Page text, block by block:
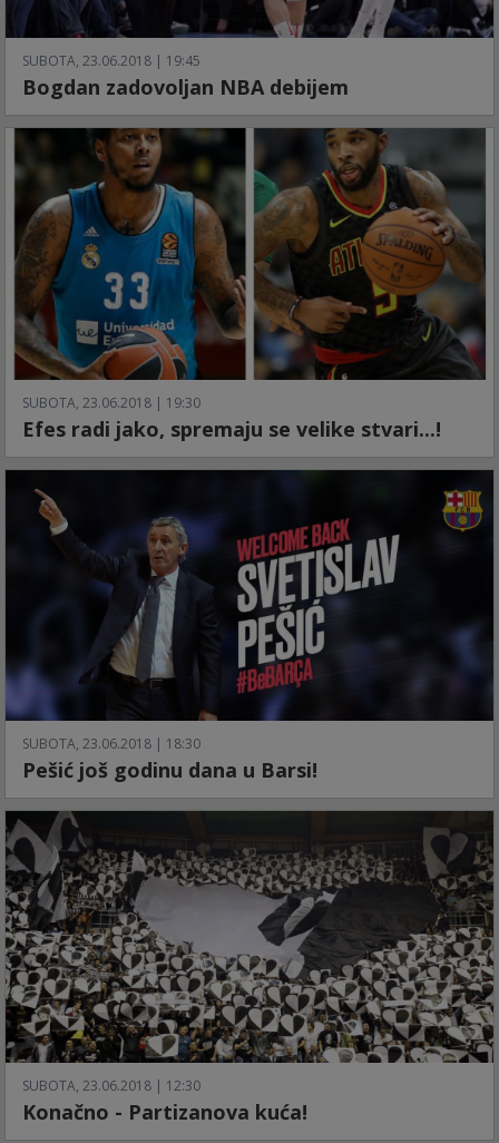
SUBOTA, 23.06.2018 | 19:45
Bogdan zadovoljan NBA debijem
SUBOTA, 23.06.2018 | 19:30
Efes radi jako, spremaju se velike stvari...!
SUBOTA, 23.06.2018 | 18:30
Pešić još godinu dana u Barsi!
SUBOTA, 23.06.2018 | 12:30
Konačno - Partizanova kuća!